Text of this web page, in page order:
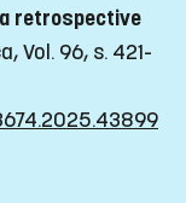
a retrospective
Vol. 96, s. 421-